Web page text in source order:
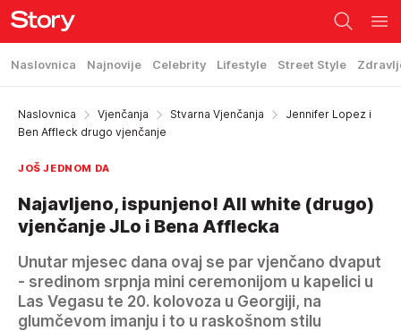
Naslovnica Najnovije Celebrity Lifestyle Street Style
Naslovnica Vjenčanja Stvarna Vjenčanja
Jennifer Lopez i
Ben Affleck drugo vjenčanje
JOŠ JEDNOM DA
Najavljeno, ispunjeno! All white (drugo)
vjenčanje JLo i Bena Afflecka
Unutar mjesec dana ovaj se par vjenčano dvaput
- sredinom srpnja mini ceremonijom u kapelici u
Las Vegasu te 20. kolovoza u Georgiji, na
glumčevom imanju i to u raskošnom stilu